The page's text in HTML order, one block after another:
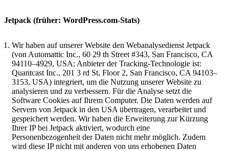
Jetpack (früher: WordPress.com-Stats)
Wir haben auf unserer Website den Webanalysedienst Jetpack
(von Automattic Inc., 60 29 th Street #343, San Francisco, CA
94110–4929, USA; Anbieter der Tracking-Technologie ist:
Quantcast Inc., 201 3 rd St, Floor 2, San Francisco, CA 94103–
3153, USA) integriert, um die Nutzung unserer Website zu
analysieren und zu verbessern. Für die Analyse setzt die
Software Cookies auf Ihrem Computer. Die Daten werden auf
Servern von Jetpack in den USA übertragen, verarbeitet und
gespeichert werden. Wir haben die Erweiterung zur Kürzung
Ihrer IP bei Jetpack aktiviert, wodurch eine
Personenbezogenheit der Daten nicht mehr möglich. Zudem
wird diese IP nicht mit anderen von uns erhobenen Daten